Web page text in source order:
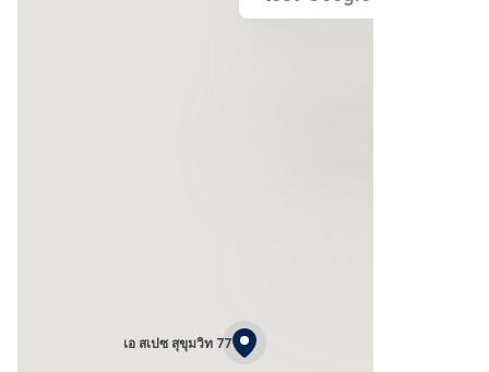
เอ สเปซ สุขุมวิท 77